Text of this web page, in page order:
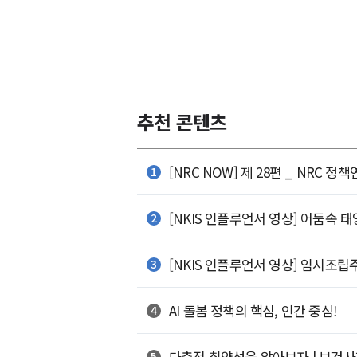
추천 콘텐츠
[NRC NOW] 제 28편 _ NRC 정책
[NKIS 인플루언서 영상] 어둠속
[NKIS 인플루언서 영상] 임시조립
AI 돌봄 정책의 핵심, 인간 중심!